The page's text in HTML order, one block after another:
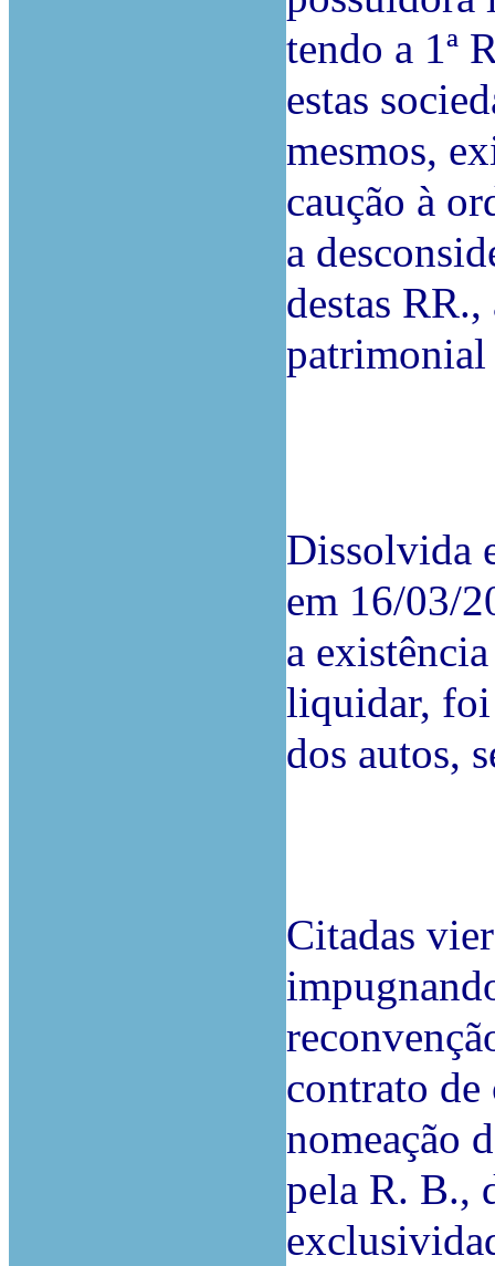
tendo a 1ª
estas
mesmos,
caução à
a
destas
patrimonial
Dissolvida
em 16/03/
a
liquidar, foi
dos autos,
Citadas
contrato de
nomeação
pela R. B.,